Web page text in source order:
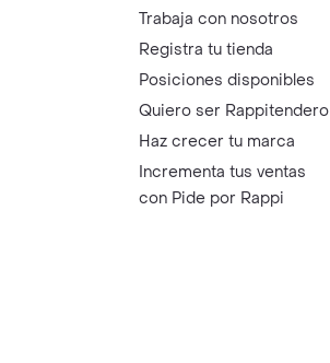
Trabaja con nosotros
Registra tu tienda
Posiciones disponibles
Quiero ser Rappitendero
Haz crecer tu marca
Incrementa tus ventas
con Pide por Rappi